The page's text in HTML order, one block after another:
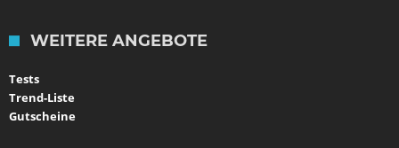
WEITERE ANGEBOTE
Tests
Trend-Liste
Gutscheine